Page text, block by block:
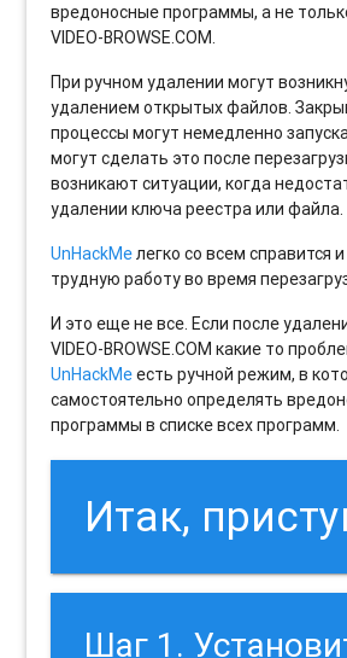
вредоносные программы, а не
VIDEO-BROWSE.COM.
При ручном удалении могут
удалением открытых файлов.
процессы могут немедленно
могут сделать это после
возникают ситуации, когда
удалении ключа реестра или файла.
UnHackMeлегко со всем справится
трудную работу во время
И это еще не все. Если после
VIDEO-BROWSE.COM какие то
UnHackMeесть ручной режим, в
самостоятельно определять
программы в списке всех программ.
Итак,
Шаг 1.